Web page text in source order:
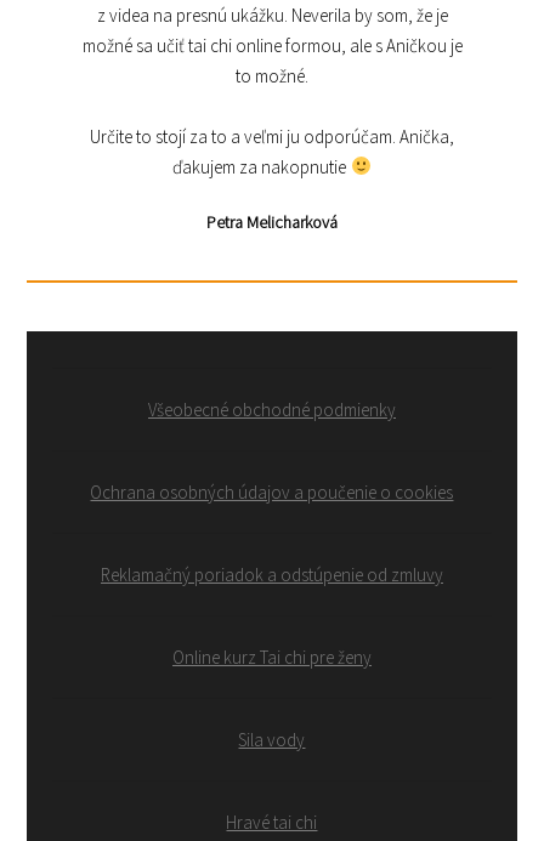
z videa na presnú ukážku. Neverila by som, že je
možné sa učiť tai chi online formou, ale s Aničkou je
to možné.
Určite to stojí za to a veľmi ju odporúčam. Anička,
ďakujem za nakopnutie
Petra Melicharková
Všeobecné obchodné podmienky
Ochrana osobných údajov a poučenie o cookies
Reklamačný poriadok a odstúpenie od zmluvy
Online kurz Tai chi pre ženy
Sila vody
Hravé tai chi